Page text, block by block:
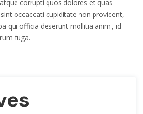
corrupti quos dolores et quas
occaecati cupiditate non provident,
qui officia deserunt mollitia animi, id
fuga.